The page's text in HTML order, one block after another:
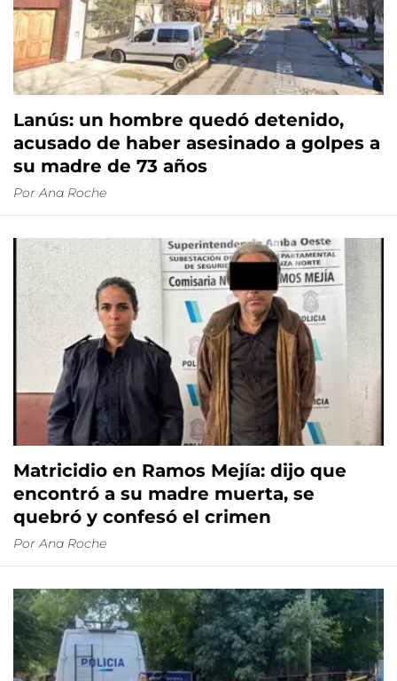
Lanús: un hombre quedó detenido,
acusado de haber asesinado a golpes a
su madre de 73 años
Por Ana Roche
Matricidio en Ramos Mejía: dijo que
encontró a su madre muerta, se
quebró y confesó el crimen
Por Ana Roche